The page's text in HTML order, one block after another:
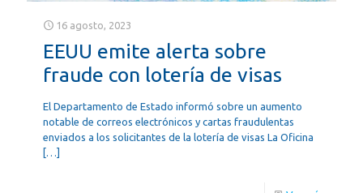
16 agosto, 2023
EEUU emite alerta sobre
fraude con lotería de visas
El Departamento de Estado informó sobre un aumento
notable de correos electrónicos y cartas fraudulentas
enviados a los solicitantes de la lotería de visas La Oficina
[…]